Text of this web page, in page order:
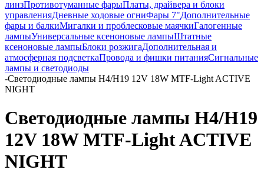
линзПротивотуманные фарыПлаты, драйвера и блоки
управленияДневные ходовые огниФары 7"Дополнительные
фары и балкиМигалки и проблесковые маячкиГалогенные
лампыУниверсальные ксеноновые лампыШтатные
ксеноновые лампыБлоки розжигаДополнительная и
атмосферная подсветкаПровода и фишки питанияCигнальные
лампы и светодиоды
-Светодиодные лампы H4/H19 12V 18W MTF-Light ACTIVE
NIGHT
Светодиодные лампы H4/H19
12V 18W MTF-Light ACTIVE
NIGHT